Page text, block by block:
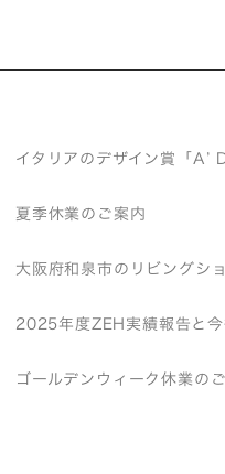
イタリアのデザイン賞「
夏季休業のご案内
大阪府和泉市のリビングシ
2025年度ZEH実績報告と
ゴールデンウィーク休業の